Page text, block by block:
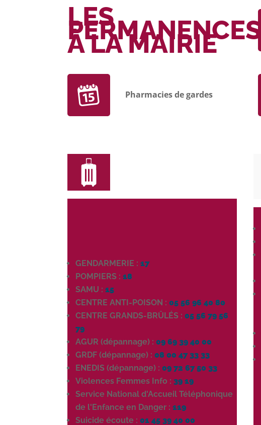
LES
PERMANENCES
À LA MAIRIE
Pharmacies de gardes
GENDARMERIE : 17
POMPIERS : 18
SAMU : 15
CENTRE ANTI-POISON : 05 56 96 40 80
CENTRE GRANDS-BRÛLÉS : 05 56 79 56
79
AGUR (dépannage) : 09 69 39 40 00
GRDF (dépannage) : 08 00 47 33 33
ENEDIS (dépannage) : 09 72 67 50 33
Violences Femmes Info : 39 19
Service National d'Accueil Téléphonique
de l'Enfance en Danger : 119
Suicide écoute : 01 45 39 40 00